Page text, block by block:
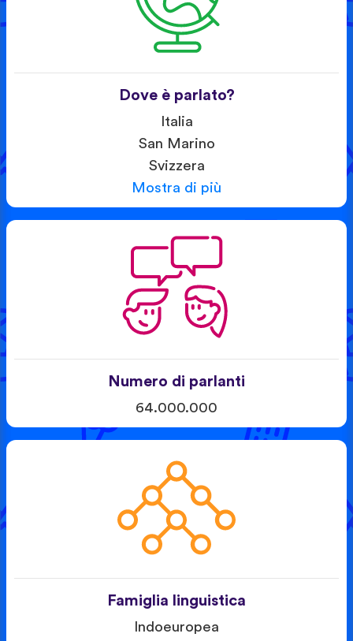
Dove è parlato?
Italia
San Marino
Svizzera
Mostra di più
Numero di parlanti
64.000.000
Famiglia linguistica
Indoeuropea